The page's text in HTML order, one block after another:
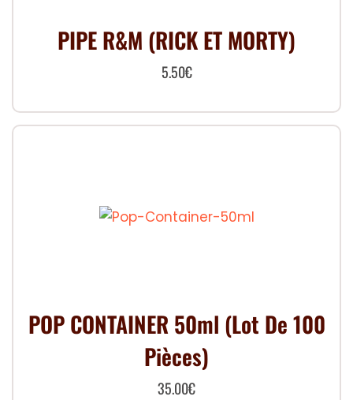
PIPE R&M (RICK ET MORTY)
5.50€
POP CONTAINER 50ml (Lot De 100
Pièces)
35.00€